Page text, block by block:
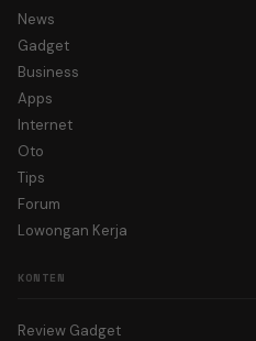
News
Gadget
Business
Apps
Internet
Oto
Tips
Forum
Lowongan Kerja
KONTEN
Review Gadget